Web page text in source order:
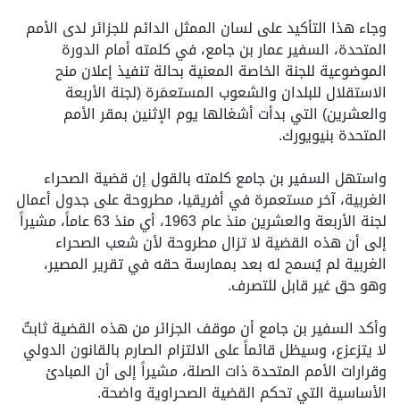
وجاء هذا التأكيد على لسان الممثل الدائم للجزائر لدى الأمم
المتحدة، السفير عمار بن جامع، في كلمته أمام الدورة
الموضوعية للجنة الخاصة المعنية بحالة تنفيذ إعلان منح
الاستقلال للبلدان والشعوب المستعمَرة (لجنة الأربعة
والعشرين) التي بدأت أشغالها يوم الإثنين بمقر الأمم
المتحدة بنيويورك.
واستهل السفير بن جامع كلمته بالقول إن قضية الصحراء
الغربية، آخر مستعمرة في أفريقيا، مطروحة على جدول أعمال
لجنة الأربعة والعشرين منذ عام 1963، أي منذ 63 عاماً، مشيراً
إلى أن هذه القضية لا تزال مطروحة لأن شعب الصحراء
الغربية لم يُسمح له بعد بممارسة حقه في تقرير المصير،
وهو حق غير قابل للتصرف.
وأكد السفير بن جامع أن موقف الجزائر من هذه القضية ثابتٌ
لا يتزعزع، وسيظل قائماً على الالتزام الصارم بالقانون الدولي
وقرارات الأمم المتحدة ذات الصلة، مشيراً إلى أن المبادئ
الأساسية التي تحكم القضية الصحراوية واضحة.